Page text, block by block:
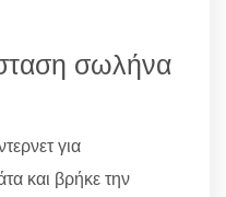
σωλήνα
για
και βρήκε την